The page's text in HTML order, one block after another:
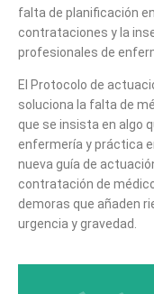
falta de planificación
contrataciones y la
profesionales de
El Protocolo de
soluciona la falta de
que se insista en algo
enfermería y práctica
nueva guía de
contratación de
demoras que añaden
urgencia y gravedad.